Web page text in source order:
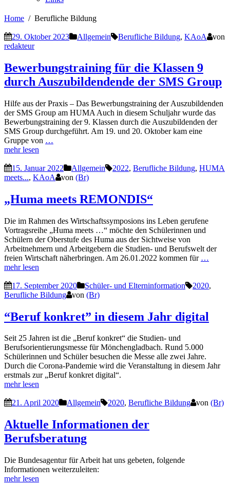
Home Berufliche Bildung
29. Oktober 2023 Allgemein Berufliche Bildung, KAoA
von
redakteur
Bewerbungstraining für die Klassen 9
durch Auszubildendende der SMS Group
Hilfe aus der Praxis – Das Bewerbungstraining der Auszubildenden
der SMS Group am HUMA Auch in diesem Schuljahr wurde das
Bewerbungstraining der 9. Klassen durch die Auszubildenden der
SMS Group durchgeführt. Am 19. und 20. Oktober kam eine
Gruppe von …
mehr lesen
15. Januar 2022 Allgemein 2022, Berufliche Bildung, HUMA
meets..., KAoA von (Br)
„Huma meets REMONDIS“
Die im Rahmen des Wirtschaftssymposions ins Leben gerufene
Vortragsreihe „Huma meets …“ möchte den Schülerinnen und
Schülern der Oberstufe des Huma aus der Sichtweise von
Arbeitnehmern und Arbeitgebern die Studien- und Berufswelt der
freien Wirtschaft näherbringen. Am 26.01.2022 kommen für …
mehr lesen
17. September 2020 Schüler- und Elterninformation 2020,
Berufliche Bildung
von (Br)
“Beruf konkret” in diesem Jahr digital
Seit 25 Jahren ist die „Beruf konkret“ die Studien- und
Berufsorientierungsmesse für Mönchengladbach. Rund 5.000
Schülerinnen und Schüler besuchen die Messe alle zwei Jahre.
Durch die Corona-Pandemie wird die Veranstaltung in diesem Jahr
erstmals zur „Beruf konkret digital“.
mehr lesen
21. April 2020 Allgemein 2020, Berufliche Bildung von (Br)
Aktuelle Informationen der
Berufsberatung
Die Bundesagentur für Arbeit hat uns gebeten, folgende
Informationen weiterzuleiten:
mehr lesen